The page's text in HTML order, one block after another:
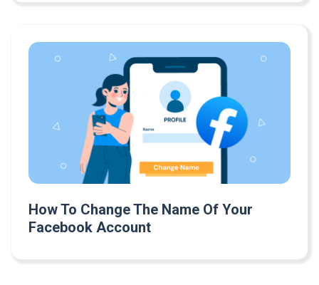
How To Change The Name Of Your
Facebook Account